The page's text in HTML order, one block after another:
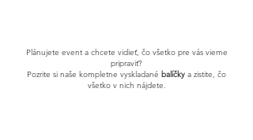
Plánujete event a chcete vidieť, čo všetko pre vás vieme
pripraviť?
Pozrite si naše kompletne vyskladané balíčky a zistite, čo
všetko v nich nájdete.